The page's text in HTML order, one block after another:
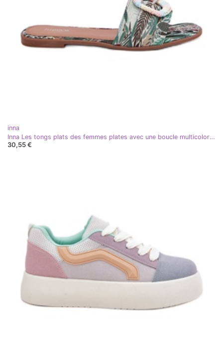
inna
Inna Les tongs plats des femmes plates avec une boucle multicolore décorative
30,55 €